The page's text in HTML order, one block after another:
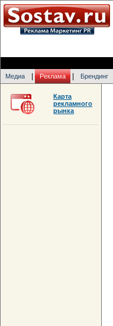
Медиа Реклама Брендинг
Карта
рекламного
рынка